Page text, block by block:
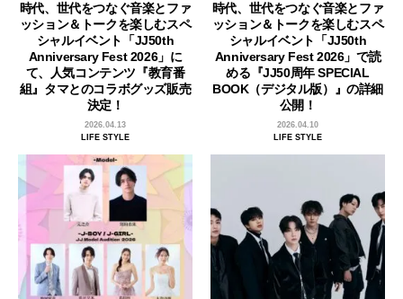
時代、世代をつなぐ音楽とファ
ッション＆トークを楽しむスペ
シャルイベント「JJ50th
Anniversary Fest 2026」に
て、人気コンテンツ『教育番
組』タマとのコラボグッズ販売
決定！
2026.04.13
LIFE STYLE
時代、世代をつなぐ音楽とファ
ッション＆トークを楽しむスペ
シャルイベント「JJ50th
Anniversary Fest 2026」で読
める『JJ50周年 SPECIAL
BOOK（デジタル版）』の詳細
公開！
2026.04.10
LIFE STYLE